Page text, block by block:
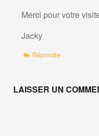
Merci pour votre
Jacky
Répondre
LAISSER UN